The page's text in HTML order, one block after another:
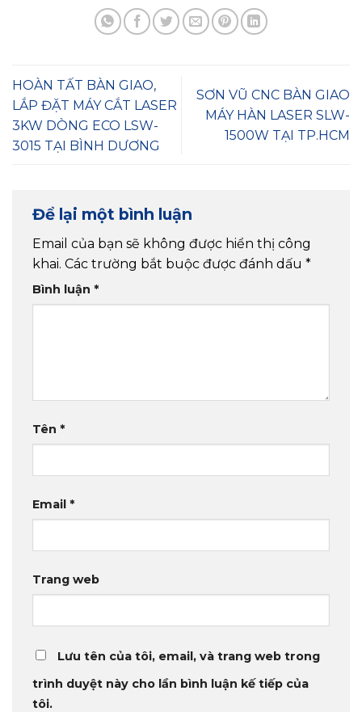
HOÀN TẤT BÀN GIAO,
LẮP ĐẶT MÁY CẮT LASER
3KW DÒNG ECO LSW-
3015 TẠI BÌNH DƯƠNG
SƠN VŨ CNC BÀN GIAO
MÁY HÀN LASER SLW-
1500W TẠI TP.HCM
Để lại một bình luận
Email của bạn sẽ không được hiển thị công
khai. Các trường bắt buộc được đánh dấu *
Bình luận *
Tên *
Email *
Trang web
Lưu tên của tôi, email, và trang web trong
trình duyệt này cho lần bình luận kế tiếp của
tôi.